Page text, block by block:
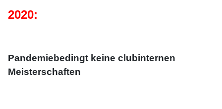
2020:
Pandemiebedingt keine clubinternen
Meisterschaften